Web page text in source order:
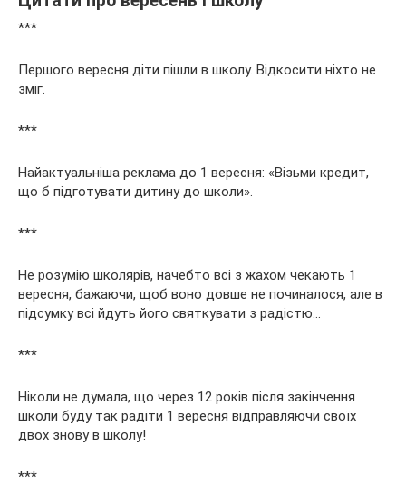
***
Першого вересня діти пішли в школу. Відкосити ніхто не
зміг.
***
Найактуальніша реклама до 1 вересня: «Візьми кредит,
що б підготувати дитину до школи».
***
Не розумію школярів, начебто всі з жахом чекають 1
вересня, бажаючи, щоб воно довше не починалося, але в
підсумку всі йдуть його святкувати з радістю…
***
Ніколи не думала, що через 12 років після закінчення
школи буду так радіти 1 вересня відправляючи своїх
двох знову в школу!
***